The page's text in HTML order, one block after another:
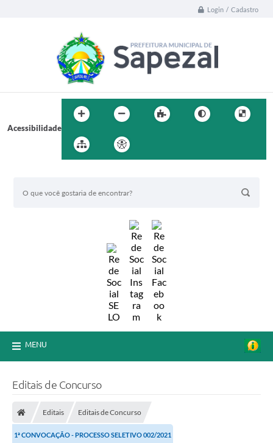
Login / Cadastro
Acessibilidade
MENU
Editais de Concurso
Editais Editais de Concurso
1ª CONVOCAÇÃO - PROCESSO SELETIVO 002/2021